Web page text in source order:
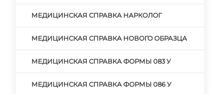
МЕДИЦИНСКАЯ СПРАВКА НАРКОЛОГ
МЕДИЦИНСКАЯ СПРАВКА НОВОГО ОБРАЗЦА
МЕДИЦИНСКАЯ СПРАВКА ФОРМЫ 083 У
МЕДИЦИНСКАЯ СПРАВКА ФОРМЫ 086 У